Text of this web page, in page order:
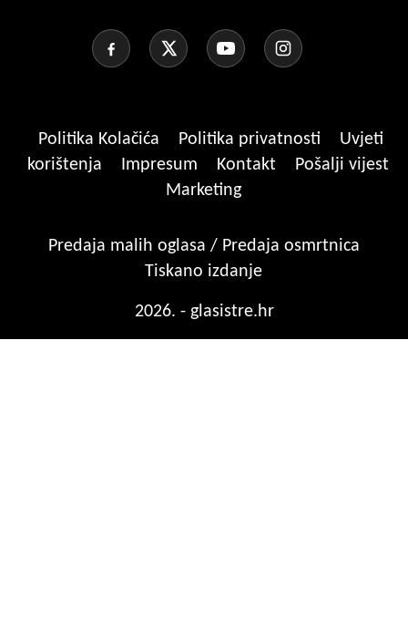
Politika Kolačića Politika privatnosti
Uvjeti
korištenja
Impresum Kontakt
Pošalji vijest
Marketing
Predaja malih oglasa / Predaja osmrtnica
Tiskano izdanje
2026. - glasistre.hr